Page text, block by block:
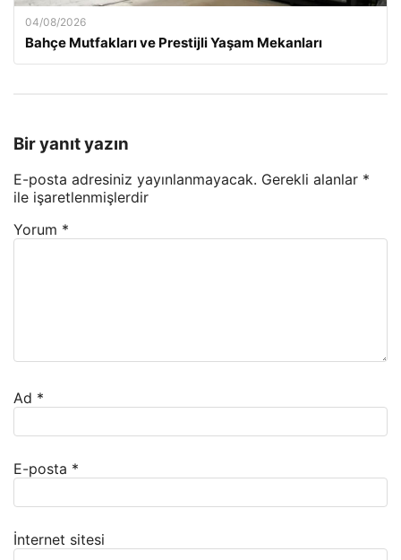
04/08/2026
Bahçe Mutfakları ve Prestijli Yaşam Mekanları
Bir yanıt yazın
E-posta adresiniz yayınlanmayacak. Gerekli alanlar *
ile işaretlenmişlerdir
Yorum *
Ad *
E-posta *
İnternet sitesi